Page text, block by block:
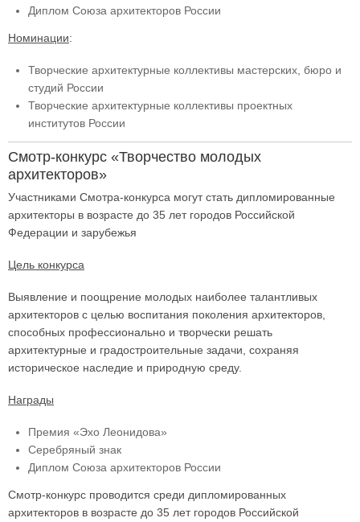
Диплом Союза архитекторов России
Номинации:
Творческие архитектурные коллективы мастерских, бюро и
студий России
Творческие архитектурные коллективы проектных
институтов России
Смотр-конкурс «Творчество молодых
архитекторов»
Участниками Смотра-конкурса могут стать дипломированные
архитекторы в возрасте до 35 лет городов Российской
Федерации и зарубежья
Цель конкурса
Выявление и поощрение молодых наиболее талантливых
архитекторов с целью воспитания поколения архитекторов,
способных профессионально и творчески решать
архитектурные и градостроительные задачи, сохраняя
историческое наследие и природную среду.
Награды
Премия «Эхо Леонидова»
Серебряный знак
Диплом Союза архитекторов России
Смотр-конкурс проводится среди дипломированных
архитекторов в возрасте до 35 лет городов Российской